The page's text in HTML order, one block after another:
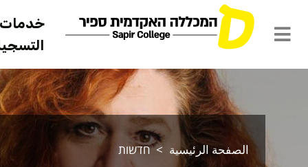
خدمات
الصفحة الرئيسية חדשות